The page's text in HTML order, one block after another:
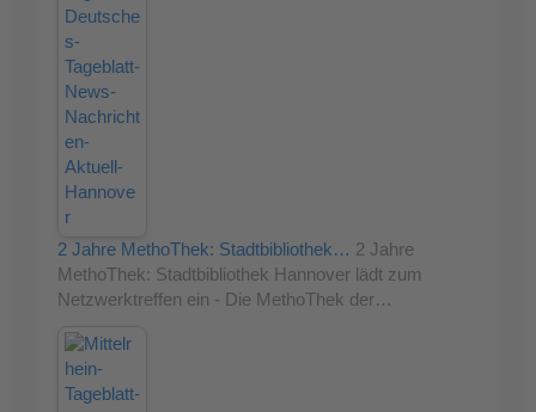
2 Jahre MethoThek: Stadtbibliothek… 2 Jahre
MethoThek: Stadtbibliothek Hannover lädt zum
Netzwerktreffen ein - Die MethoThek der…